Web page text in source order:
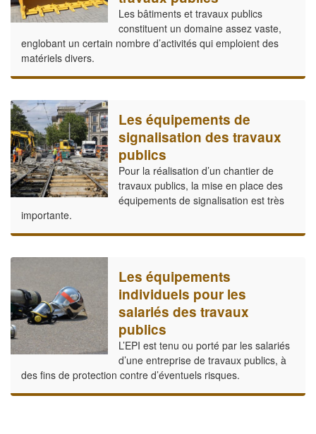
Les bâtiments et travaux publics
constituent un domaine assez vaste,
englobant un certain nombre d’activités qui emploient des
matériels divers.
Les équipements de
signalisation des travaux
publics
Pour la réalisation d’un chantier de
travaux publics, la mise en place des
équipements de signalisation est très
importante.
Les équipements
individuels pour les
salariés des travaux
publics
L’EPI est tenu ou porté par les salariés
d’une entreprise de travaux publics, à
des fins de protection contre d’éventuels risques.